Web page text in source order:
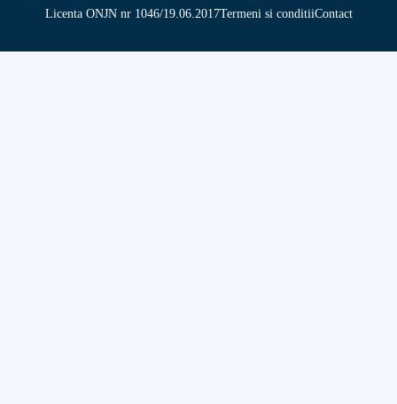
Licenta ONJN nr 1046/19.06.2017Termeni si conditiiContact